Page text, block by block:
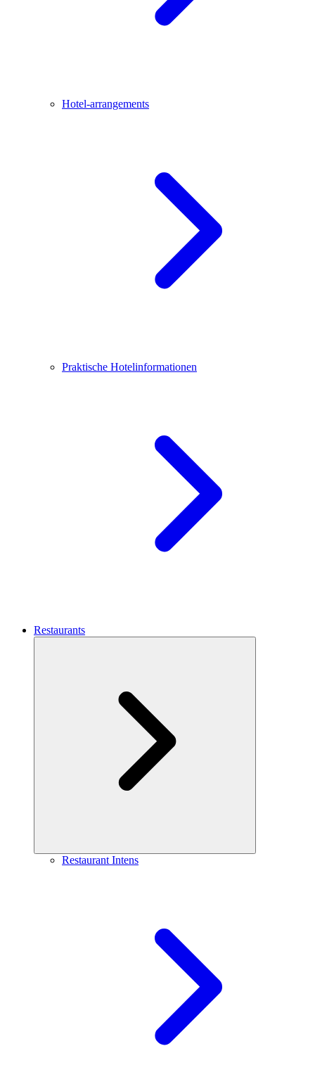
Hotel-arrangements
Praktische Hotelinformationen
Restaurants
Restaurant Intens